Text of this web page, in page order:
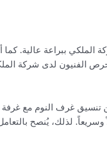
ببراعة عالية. كما
الفنيون لدى شركة
تنسيق غرف النوم مع غرفة
وسريعاً. لذلك، يُنصح